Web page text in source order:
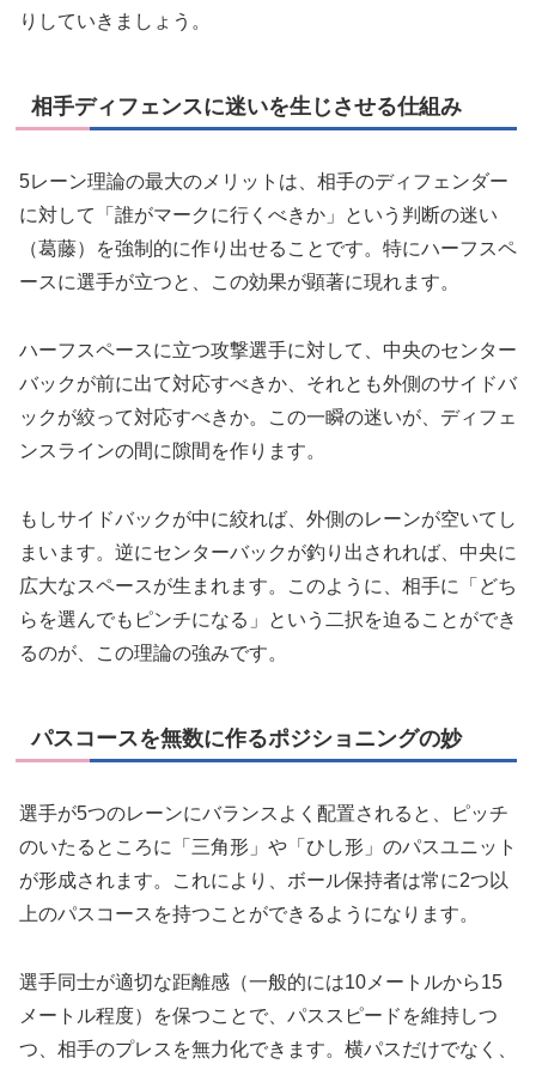
りしていきましょう。
相手ディフェンスに迷いを生じさせる仕組み
5レーン理論の最大のメリットは、相手のディフェンダー
に対して「誰がマークに行くべきか」という判断の迷い
（葛藤）を強制的に作り出せることです。特にハーフスペ
ースに選手が立つと、この効果が顕著に現れます。
ハーフスペースに立つ攻撃選手に対して、中央のセンター
バックが前に出て対応すべきか、それとも外側のサイドバ
ックが絞って対応すべきか。この一瞬の迷いが、ディフェ
ンスラインの間に隙間を作ります。
もしサイドバックが中に絞れば、外側のレーンが空いてし
まいます。逆にセンターバックが釣り出されれば、中央に
広大なスペースが生まれます。このように、相手に「どち
らを選んでもピンチになる」という二択を迫ることができ
るのが、この理論の強みです。
パスコースを無数に作るポジショニングの妙
選手が5つのレーンにバランスよく配置されると、ピッチ
のいたるところに「三角形」や「ひし形」のパスユニット
が形成されます。これにより、ボール保持者は常に2つ以
上のパスコースを持つことができるようになります。
選手同士が適切な距離感（一般的には10メートルから15
メートル程度）を保つことで、パススピードを維持しつ
つ、相手のプレスを無力化できます。横パスだけでなく、